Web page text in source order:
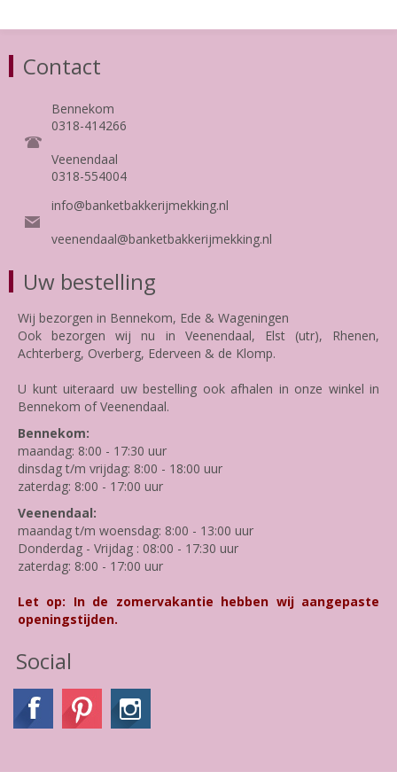
Contact
Bennekom
0318-414266
Veenendaal
0318-554004
info@banketbakkerijmekking.nl
veenendaal@banketbakkerijmekking.nl
Uw bestelling
Wij bezorgen in Bennekom, Ede & Wageningen
Ook bezorgen wij nu in Veenendaal, Elst (utr), Rhenen,
Achterberg, Overberg, Ederveen & de Klomp.
U kunt uiteraard uw bestelling ook afhalen in onze winkel in
Bennekom of Veenendaal.
Bennekom:
maandag: 8:00 - 17:30 uur
dinsdag t/m vrijdag: 8:00 - 18:00 uur
zaterdag: 8:00 - 17:00 uur
Veenendaal:
maandag t/m woensdag: 8:00 - 13:00 uur
Donderdag - Vrijdag : 08:00 - 17:30 uur
zaterdag: 8:00 - 17:00 uur
Let op: In de zomervakantie hebben wij aangepaste
openingstijden.
Social